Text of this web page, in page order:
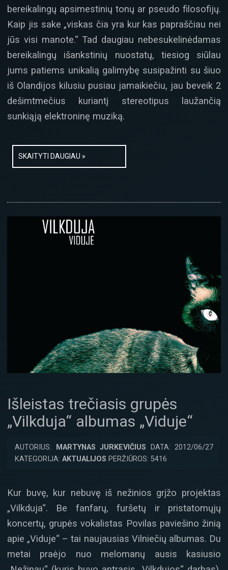
bereikalingų apsimestinių tonų ar pseudo filosofijų.
Kaip jis sake „viskas čia yra kur kas papraščiau nei
jūs visi manote.“ Tad daugiau nebesukelinėdamas
bereikalingų išankstinių nuostatų, tiesiog siūlau
jums patiems unikalią galimybę susipažinti su šiuo
iš Olandijos kilusiu pusiau jamaikiečiu, jau beveik 2
dešimtmečius kuriantį stereotipus laužančią
sunkiąją elektroninę muziką.
SKAITYTI DAUGIAU »
Išleistas trečiasis grupės
„Vilkduja“ albumas „Viduje“
AUTORIUS: MARTYNAS JURKEVIČIUS DATA: 2012/06/27
KATEGORIJA: AKTUALIJOS PERŽIŪROS: 5416
Kur buvę, kur nebuvę iš nežinios grįžo projektas
„Vilkduja“. Be fanfarų, furšetų ir pristatomųjų
koncertų, grupės vokalistas Povilas paviešino žinią
apie „Viduje“ – tai naujausias Vilniečių albumas. Du
metai praėjo nuo melomanų ausis kasiusio